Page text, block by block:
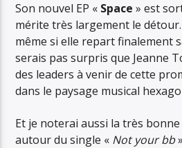
Son nouvel EP « Space » est
mérite très largement le
même si elle repart finalement
serais pas surpris que Jeanne
des leaders à venir de cette
dans le paysage musical
Et je noterai aussi la très
autour du single « Not your bb